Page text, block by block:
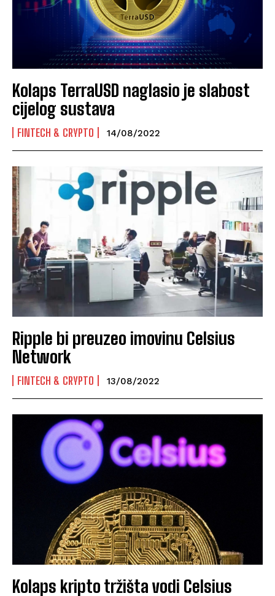
Kolaps TerraUSD naglasio je slabost
cijelog sustava
FINTECH & CRYPTO 14/08/2022
Ripple bi preuzeo imovinu Celsius
Network
FINTECH & CRYPTO 13/08/2022
Kolaps kripto tržišta vodi Celsius